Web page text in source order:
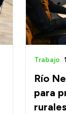
Río
para
rurales
Trabajo